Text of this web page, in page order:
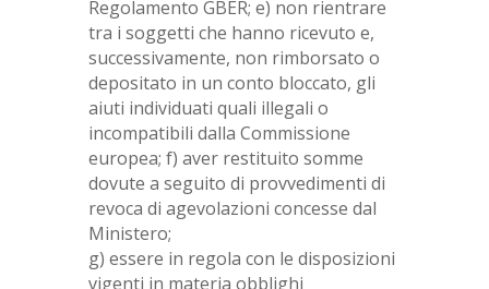
Regolamento GBER; e) non rientrare
tra i soggetti che hanno ricevuto e,
successivamente, non rimborsato o
depositato in un conto bloccato, gli
aiuti individuati quali illegali o
incompatibili dalla Commissione
europea; f) aver restituito somme
dovute a seguito di provvedimenti di
revoca di agevolazioni concesse dal
Ministero;
g) essere in regola con le disposizioni
vigenti in materia obblighi